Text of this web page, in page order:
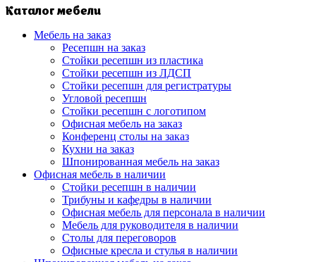
Каталог мебели
Мебель на заказ
Ресепшн на заказ
Стойки ресепшн из пластика
Стойки ресепшн из ЛДСП
Стойки ресепшн для регистратуры
Угловой ресепшн
Стойки ресепшн с логотипом
Офисная мебель на заказ
Конференц столы на заказ
Кухни на заказ
Шпонированная мебель на заказ
Офисная мебель в наличии
Стойки ресепшн в наличии
Трибуны и кафедры в наличии
Офисная мебель для персонала в наличии
Мебель для руководителя в наличии
Столы для переговоров
Офисные кресла и стулья в наличии